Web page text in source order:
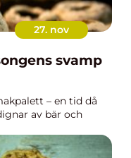
27. nov
svamp
– en tid då
av bär och